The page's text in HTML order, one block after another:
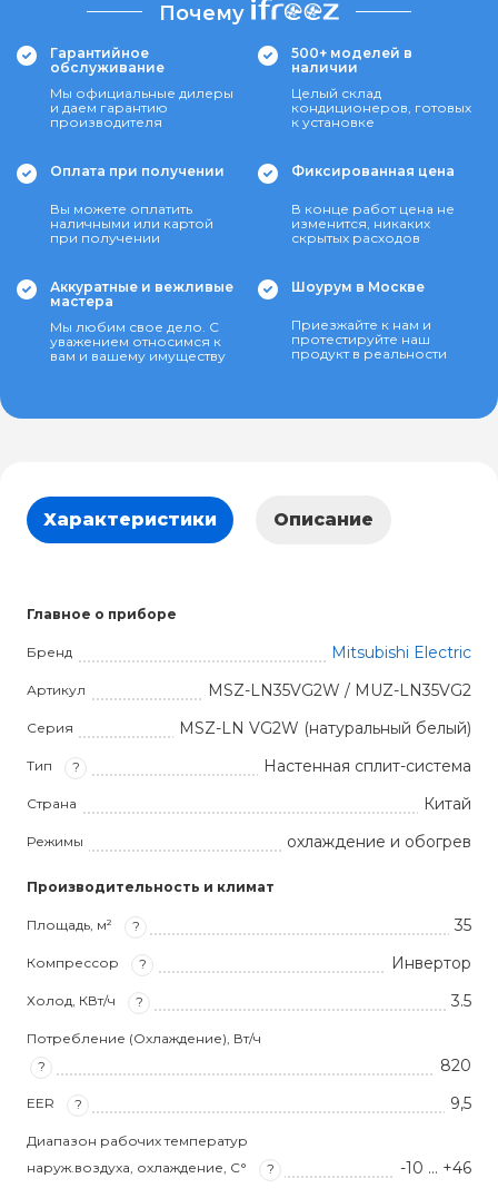
Почему
Гарантийное
обслуживание
Мы официальные дилеры
и даем гарантию
производителя
500+ моделей в
наличии
Целый склад
кондиционеров, готовых
к установке
Оплата при получении
Вы можете оплатить
наличными или картой
при получении
Фиксированная цена
В конце работ цена не
изменится, никаких
скрытых расходов
Аккуратные и вежливые
мастера
Мы любим свое дело. С
уважением относимся к
вам и вашему имуществу
Шоурум в Москве
Приезжайте к нам и
протестируйте наш
продукт в реальности
Характеристики Описание
Главное о приборе
Бренд Mitsubishi Electric
Артикул MSZ-LN35VG2W / MUZ-LN35VG2
Серия MSZ-LN VG2W (натуральный белый)
Тип ? Настенная сплит-система
Страна Китай
Режимы охлаждение и обогрев
Производительность и климат
Площадь, м² ? 35
Компрессор ? Инвертор
Холод, КВт/ч ? 3.5
Потребление (Охлаждение), Вт/ч
?
820
EER ? 9,5
Диапазон рабочих температур
наруж.воздуха, охлаждение, С°
? -10 … +46